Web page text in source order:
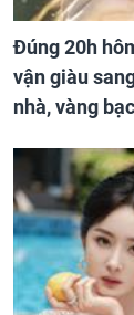
Đúng 20h
vận giàu
nhà, vàng